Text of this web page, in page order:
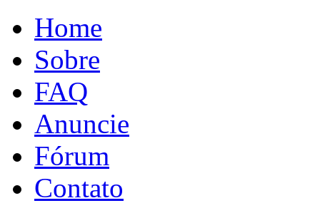
Home
Sobre
FAQ
Anuncie
Fórum
Contato